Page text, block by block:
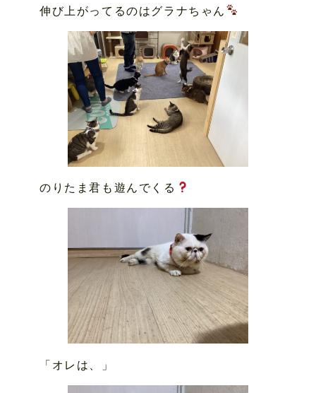
伸び上がってるのはグラナちゃん
のりたま君も遊んでくる
「オレは、」